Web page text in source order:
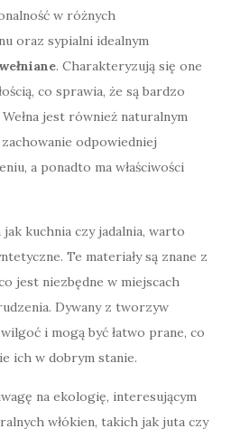
w różnych
oraz sypialni idealnym
. Charakteryzują się one
co sprawia, że są bardzo
jest również naturalnym
odpowiedniej
a ponadto ma właściwości
kuchnia czy jadalnia, warto
Te materiały są znane z
jest niezbędne w miejscach
Dywany z tworzyw
i mogą być łatwo prane, co
ich w dobrym stanie.
na ekologię, interesującym
włókien, takich jak juta czy